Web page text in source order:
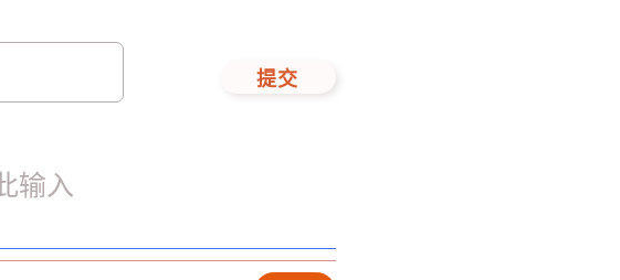
提交